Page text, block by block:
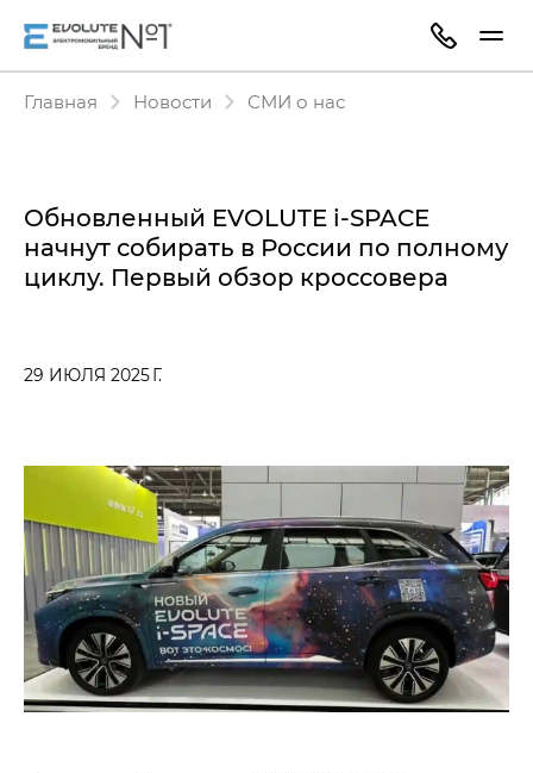
Главная Новости СМИ о нас
Обновленный EVOLUTE i‑SPACE
начнут собирать в России по полному
циклу. Первый обзор кроссовера
29 ИЮЛЯ 2025 Г.